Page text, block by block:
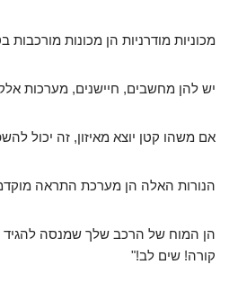
מכוניות מודרניות הן מכונות מורכבות
יש להן מחשבים, חיישנים, מערכות
אם משהו קטן יוצא מאיזון, זה יכול
הנורות האלה הן מערכת התראה
הן המוח של הרכב שלך שמנסה להגיד
קורה! שים לב!"